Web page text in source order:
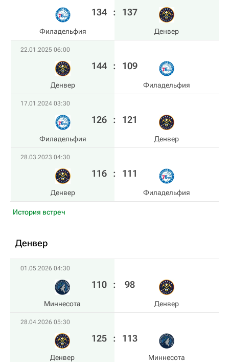
Филадельфия
134 : 137
Денвер
22.01.2025 06:00
Денвер
144 : 109
Филадельфия
17.01.2024 03:30
Филадельфия
126 : 121
Денвер
28.03.2023 04:30
Денвер
116 : 111
Филадельфия
История встреч
Денвер
01.05.2026 04:30
Миннесота
110 : 98
Денвер
28.04.2026 05:30
Денвер
125 : 113
Миннесота